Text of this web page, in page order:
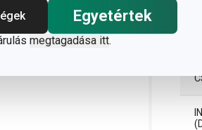
Egyetértek
megtagadása itt.